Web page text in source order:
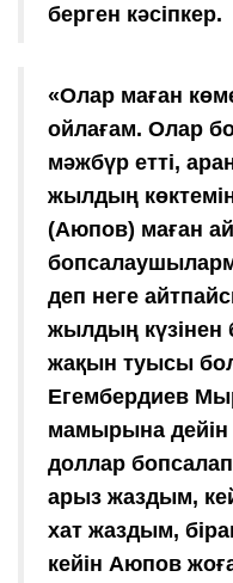
берген кәсіпкер.
«Олар маған
ойлағам. Олар
мәжбүр етті,
жылдың
(Аюпов) маған
деп неге
жылдың күзінен
жақын туысы
Егембердиев
мамырына дейін
доллар
арыз жаздым,
хат жаздым,
кейін Аюпов